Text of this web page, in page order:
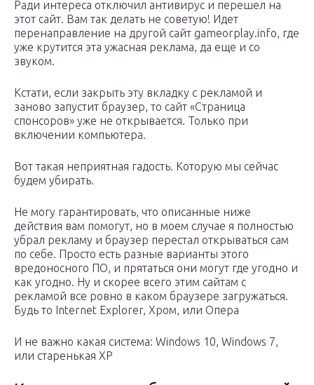
Ради интереса отключил антивирус и перешел на
этот сайт. Вам так делать не советую! Идет
перенаправление на другой сайт gameorplay.info, где
уже крутится эта ужасная реклама, да еще и со
звуком.
Кстати, если закрыть эту вкладку с рекламой и
заново запустит браузер, то сайт «Страница
спонсоров» уже не открывается. Только при
включении компьютера.
Вот такая неприятная гадость. Которую мы сейчас
будем убирать.
Не могу гарантировать, что описанные ниже
действия вам помогут, но в моем случае я полностью
убрал рекламу и браузер перестал открываться сам
по себе. Просто есть разные варианты этого
вредоносного ПО, и прятаться они могут где угодно и
как угодно. Ну и скорее всего этим сайтам с
рекламой все ровно в каком браузере загружаться.
Будь то Internet Explorer, Хром, или Опера
И не важно какая система: Windows 10, Windows 7,
или старенькая XP